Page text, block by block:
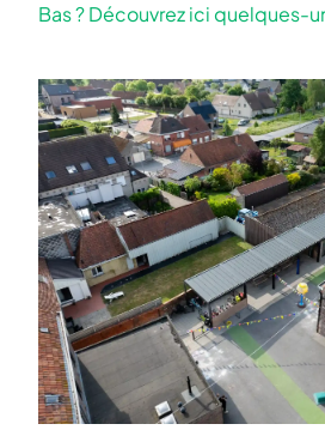
Bas ? Découvrez ici quelques-